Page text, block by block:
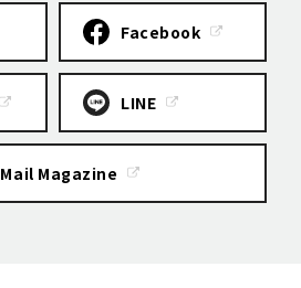
Facebook
LINE
Mail Magazine